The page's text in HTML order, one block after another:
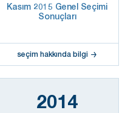
Kasım 2015 Genel Seçimi
Sonuçları
seçim hakkında bilgi
2014